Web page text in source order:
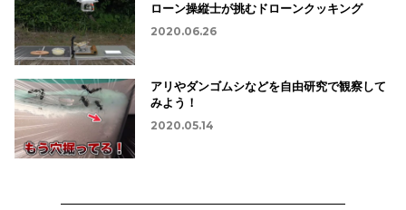
ローン操縦士が挑むドローンクッキング
2020.06.26
アリやダンゴムシなどを自由研究で観察して
みよう！
2020.05.14